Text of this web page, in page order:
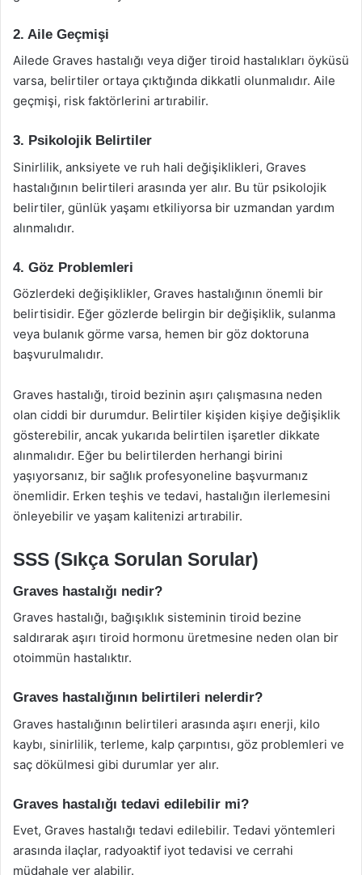
2. Aile Geçmişi
Ailede Graves hastalığı veya diğer tiroid hastalıkları öyküsü
varsa, belirtiler ortaya çıktığında dikkatli olunmalıdır. Aile
geçmişi, risk faktörlerini artırabilir.
3. Psikolojik Belirtiler
Sinirlilik, anksiyete ve ruh hali değişiklikleri, Graves
hastalığının belirtileri arasında yer alır. Bu tür psikolojik
belirtiler, günlük yaşamı etkiliyorsa bir uzmandan yardım
alınmalıdır.
4. Göz Problemleri
Gözlerdeki değişiklikler, Graves hastalığının önemli bir
belirtisidir. Eğer gözlerde belirgin bir değişiklik, sulanma
veya bulanık görme varsa, hemen bir göz doktoruna
başvurulmalıdır.
Graves hastalığı, tiroid bezinin aşırı çalışmasına neden
olan ciddi bir durumdur. Belirtiler kişiden kişiye değişiklik
gösterebilir, ancak yukarıda belirtilen işaretler dikkate
alınmalıdır. Eğer bu belirtilerden herhangi birini
yaşıyorsanız, bir sağlık profesyoneline başvurmanız
önemlidir. Erken teşhis ve tedavi, hastalığın ilerlemesini
önleyebilir ve yaşam kalitenizi artırabilir.
SSS (Sıkça Sorulan Sorular)
Graves hastalığı nedir?
Graves hastalığı, bağışıklık sisteminin tiroid bezine
saldırarak aşırı tiroid hormonu üretmesine neden olan bir
otoimmün hastalıktır.
Graves hastalığının belirtileri nelerdir?
Graves hastalığının belirtileri arasında aşırı enerji, kilo
kaybı, sinirlilik, terleme, kalp çarpıntısı, göz problemleri ve
saç dökülmesi gibi durumlar yer alır.
Graves hastalığı tedavi edilebilir mi?
Evet, Graves hastalığı tedavi edilebilir. Tedavi yöntemleri
arasında ilaçlar, radyoaktif iyot tedavisi ve cerrahi
müdahale yer alabilir.